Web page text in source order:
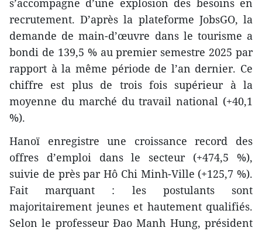
s’accompagne d’une explosion des besoins en
recrutement. D’après la plateforme JobsGO, la
demande de main-d’œuvre dans le tourisme a
bondi de 139,5 % au premier semestre 2025 par
rapport à la même période de l’an dernier. Ce
chiffre est plus de trois fois supérieur à la
moyenne du marché du travail national (+40,1
%).
Hanoï enregistre une croissance record des
offres d’emploi dans le secteur (+474,5 %),
suivie de près par Hô Chi Minh-Ville (+125,7 %).
Fait marquant : les postulants sont
majoritairement jeunes et hautement qualifiés.
Selon le professeur Đao Manh Hung, président